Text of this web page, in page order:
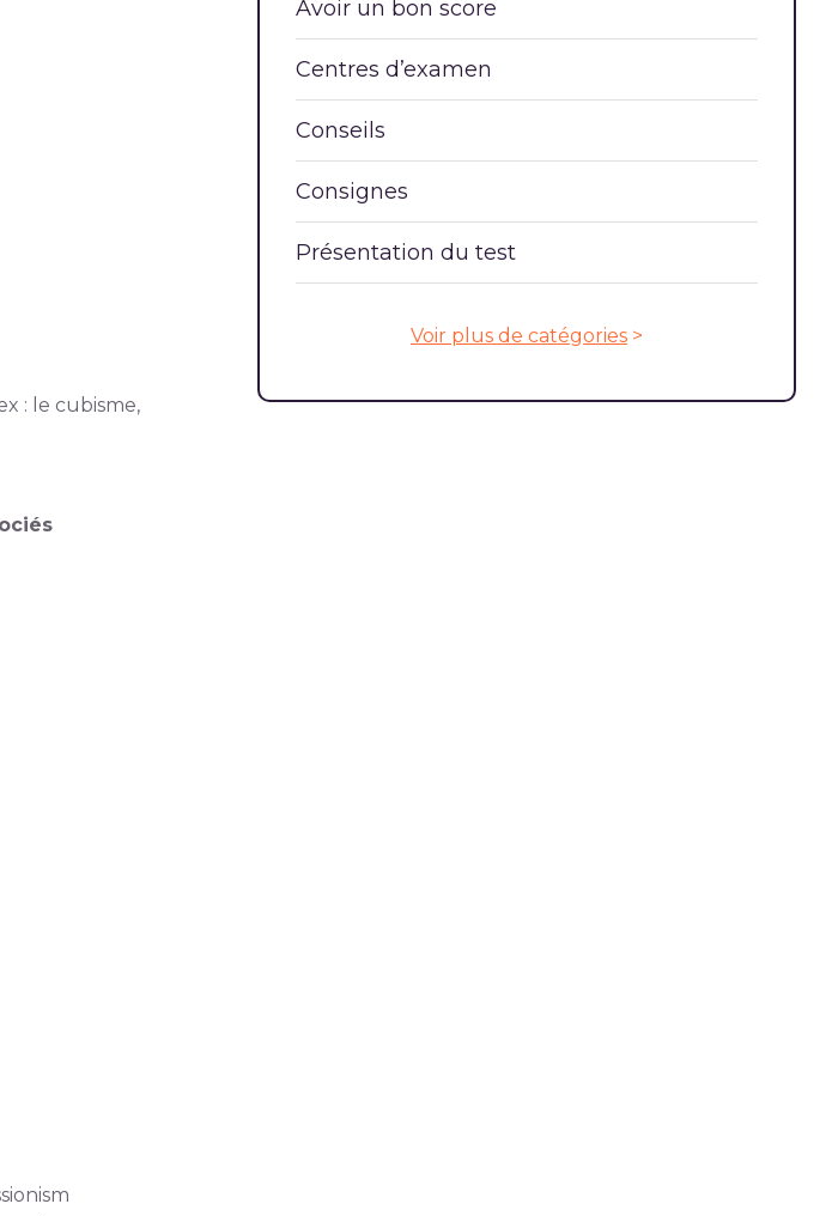
: le cubisme,
Avoir un bon score
Centres d’examen
Conseils
Consignes
Présentation du test
Voir plus de catégories >